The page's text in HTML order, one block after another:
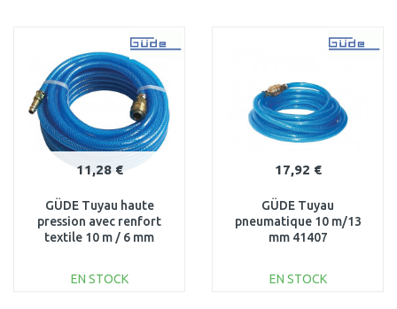
Au comparatif
11,28 €
GÜDE Tuyau haute
pression avec renfort
textile 10 m / 6 mm
EN STOCK
17,92 €
GÜDE Tuyau
pneumatique 10 m/13
mm 41407
EN STOCK